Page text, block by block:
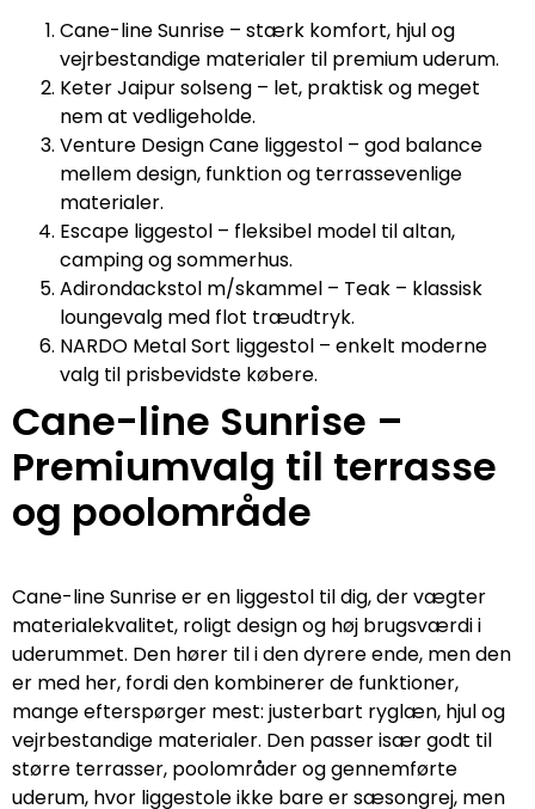
Cane-line Sunrise – stærk komfort, hjul og
vejrbestandige materialer til premium uderum.
Keter Jaipur solseng – let, praktisk og meget
nem at vedligeholde.
Venture Design Cane liggestol – god balance
mellem design, funktion og terrassevenlige
materialer.
Escape liggestol – fleksibel model til altan,
camping og sommerhus.
Adirondackstol m/skammel – Teak – klassisk
loungevalg med flot træudtryk.
NARDO Metal Sort liggestol – enkelt moderne
valg til prisbevidste købere.
Cane-line Sunrise –
Premiumvalg til terrasse
og poolområde
Cane-line Sunrise er en liggestol til dig, der vægter
materialekvalitet, roligt design og høj brugsværdi i
uderummet. Den hører til i den dyrere ende, men den
er med her, fordi den kombinerer de funktioner,
mange efterspørger mest: justerbart ryglæn, hjul og
vejrbestandige materialer. Den passer især godt til
større terrasser, poolområder og gennemførte
uderum, hvor liggestole ikke bare er sæsongrej, men